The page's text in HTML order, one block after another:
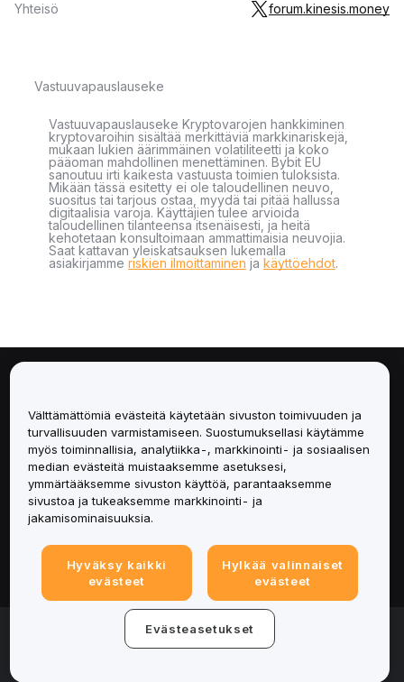
Yhteisö
forum.kinesis.money
Vastuuvapauslauseke
Vastuuvapauslauseke Kryptovarojen hankkiminen
kryptovaroihin sisältää merkittäviä markkinariskejä,
mukaan lukien äärimmäinen volatiliteetti ja koko
pääoman mahdollinen menettäminen. Bybit EU
sanoutuu irti kaikesta vastuusta toimien tuloksista.
Mikään tässä esitetty ei ole taloudellinen neuvo,
suositus tai tarjous ostaa, myydä tai pitää hallussa
digitaalisia varoja. Käyttäjien tulee arvioida
taloudellinen tilanteensa itsenäisesti, ja heitä
kehotetaan konsultoimaan ammattimaisia neuvojia.
Saat kattavan yleiskatsauksen lukemalla
asiakirjamme riskien ilmoittaminen ja käyttöehdot.
Palvelut
Tuki
Tuotteet
Lakiasiat
© 2025-2026 Bybit.eu. Kaikki oikeudet pidätetään.
Välttämättömiä evästeitä käytetään sivuston toimivuuden ja
turvallisuuden varmistamiseen. Suostumuksellasi käytämme
myös toiminnallisia, analytiikka-, markkinointi- ja sosiaalisen
median evästeitä muistaaksemme asetuksesi,
ymmärtääksemme sivuston käyttöä, parantaaksemme
sivustoa ja tukeaksemme markkinointi- ja
jakamisominaisuuksia.
Hyväksy kaikki
evästeet
Hylkää valinnaiset
evästeet
Evästeasetukset